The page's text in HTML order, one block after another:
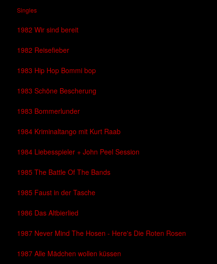
Singles
1982 Wir sind bereit
1982 Reisefieber
1983 Hip Hop Bommi bop
1983 Schöne Bescherung
1983 Bommerlunder
1984 Kriminaltango mit Kurt Raab
1984 Liebesspieler + John Peel Session
1985 The Battle Of The Bands
1985 Faust in der Tasche
1986 Das Altbierlied
1987 Never Mind The Hosen - Here's Die Roten Rosen
1987 Alle Mädchen wollen küssen